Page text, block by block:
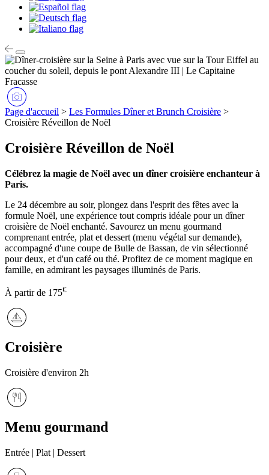
Page d'accueil > Les Formules Dîner et Brunch Croisière >
Croisière Réveillon de Noël
Croisière Réveillon de Noël
Célébrez la magie de Noël avec un dîner croisière enchanteur à
Paris.
Le 24 décembre au soir, plongez dans l'esprit des fêtes avec la
formule Noël, une expérience tout compris idéale pour un dîner
croisière de Noël enchanté. Savourez un menu gourmand
comprenant entrée, plat et dessert (menu végétal sur demande),
accompagné d'une coupe de Bulle de Bassan, de vin sélectionné
pour deux, et d'un café ou thé. Profitez de ce moment magique en
famille, en admirant les paysages illuminés de Paris.
À partir de 175€
Croisière
Croisière d'environ 2h
Menu gourmand
Entrée | Plat | Dessert